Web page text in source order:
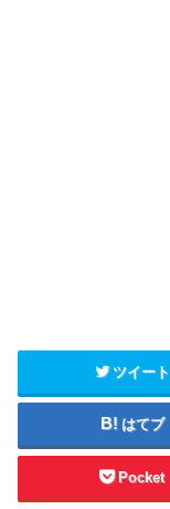
ツイート
はてブ
Pocket